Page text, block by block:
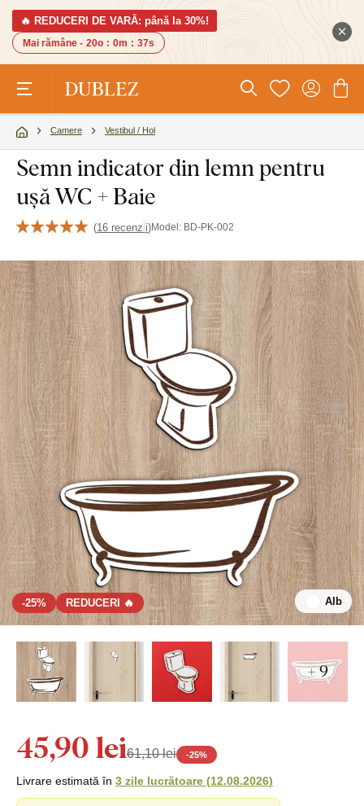
🔥 REDUCERI DE VARĂ: până la 30%!
Mai rămâne - 20o : 0m : 36s
Camere Vestibul / Hol
Semn indicator din lemn pentru
ușă WC + Baie
(16 recenzii)Model: BD-PK-002
-25% REDUCERI 🔥 Alb
+ 9
45,90 lei61,10 lei -25%
Livrare estimată în 3 zile lucrătoare (12.08.2026)